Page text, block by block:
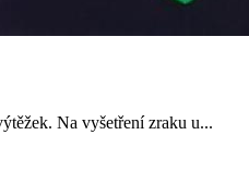
Na vyšetření zraku u...